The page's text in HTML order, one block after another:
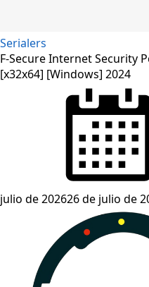
Serialers
F-Secure Internet Security
[x32x64] [Windows] 2024
julio de 202626 de julio de